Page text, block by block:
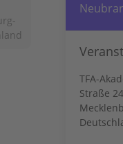
TFA-
Straße